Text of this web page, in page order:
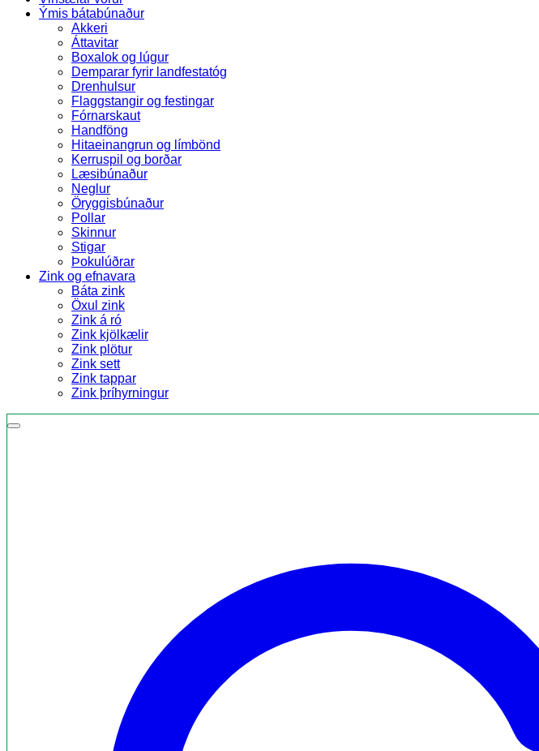
Ýmis bátabúnaður
Akkeri
Áttavitar
Boxalok og lúgur
Demparar fyrir landfestatóg
Drenhulsur
Flaggstangir og festingar
Fórnarskaut
Handföng
Hitaeinangrun og límbönd
Kerruspil og borðar
Læsibúnaður
Neglur
Öryggisbúnaður
Pollar
Skinnur
Stigar
Þokulúðrar
Zink og efnavara
Báta zink
Öxul zink
Zink á ró
Zink kjölkælir
Zink plötur
Zink sett
Zink tappar
Zink þríhyrningur